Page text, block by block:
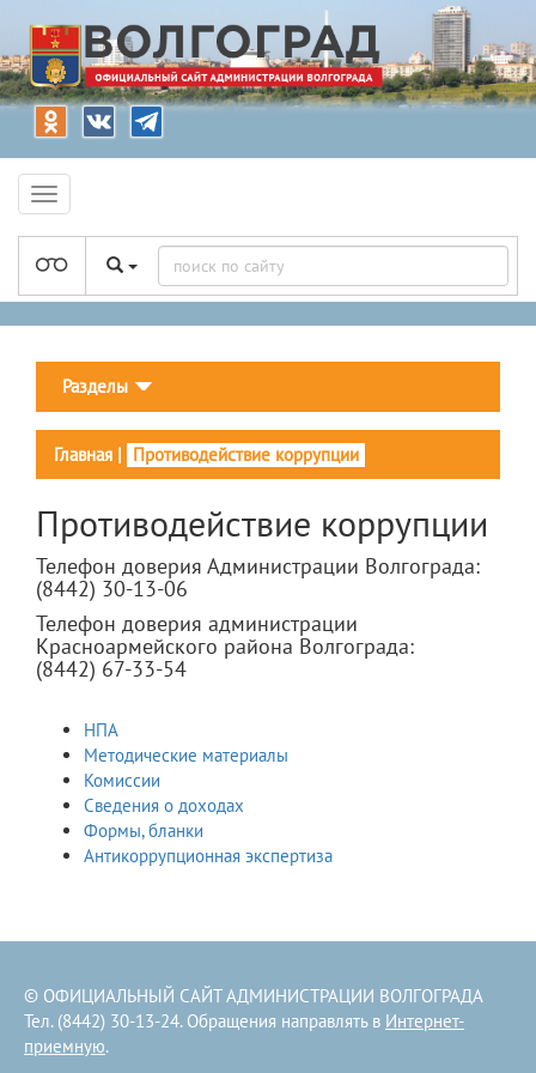
Разделы
Главная | Противодействие коррупции
Противодействие коррупции
​Телефон доверия Администрации Волгограда:
(8442) 30-13-06
Телефон доверия администрации
Красноармейского района Волгограда:
(8442) 67-33-54
НПА
Методические материалы
Комиссии
Сведения о доходах
Формы, бланки
Антикоррупционная экспертиза
© ОФИЦИАЛЬНЫЙ САЙТ АДМИНИСТРАЦИИ ВОЛГОГРАДА
Тел. (8442) 30-13-24. Обращения направлять в Интернет-
приемную.